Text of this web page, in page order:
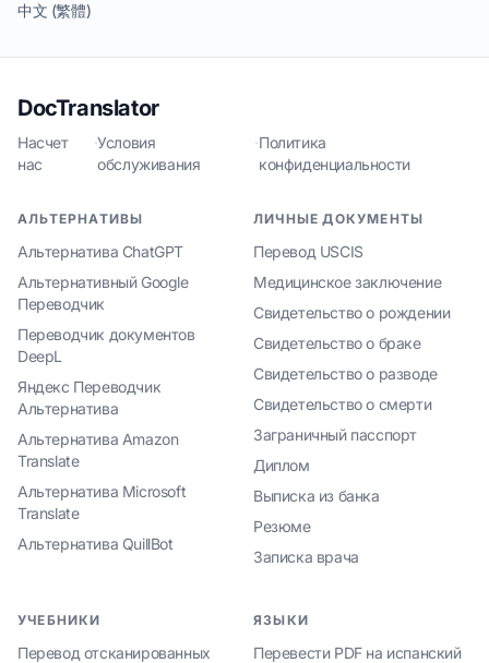
中文 (繁體)
DocTranslator
Насчет
нас
·Условия
обслуживания
·Политика
конфиденциальности
АЛЬТЕРНАТИВЫ
Альтернатива ChatGPT
Альтернативный Google
Переводчик
Переводчик документов
DeepL
Яндекс Переводчик
Альтернатива
Альтернатива Amazon
Translate
Альтернатива Microsoft
Translate
Альтернатива QuillBot
ЛИЧНЫЕ ДОКУМЕНТЫ
Перевод USCIS
Медицинское заключение
Свидетельство о рождении
Свидетельство о браке
Свидетельство о разводе
Свидетельство о смерти
Заграничный пасспорт
Диплом
Выписка из банка
Резюме
Записка врача
УЧЕБНИКИ
Перевод отсканированных
ЯЗЫКИ
Перевести PDF на испанский